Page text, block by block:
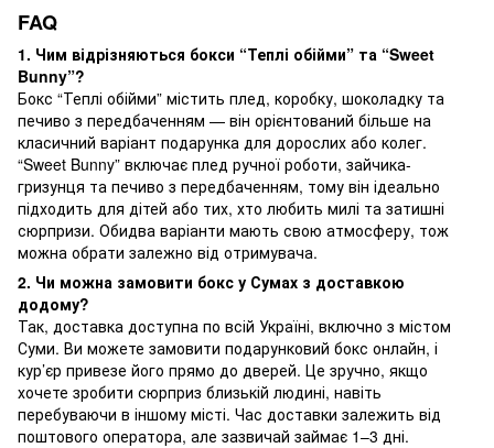
FAQ
1. Чим відрізняються бокси “Теплі обійми” та “Sweet
Bunny”?
Бокс “Теплі обійми” містить плед, коробку, шоколадку та
печиво з передбаченням — він орієнтований більше на
класичний варіант подарунка для дорослих або колег.
“Sweet Bunny” включає плед ручної роботи, зайчика-
гризунця та печиво з передбаченням, тому він ідеально
підходить для дітей або тих, хто любить милі та затишні
сюрпризи. Обидва варіанти мають свою атмосферу, тож
можна обрати залежно від отримувача.
2. Чи можна замовити бокс у Сумах з доставкою
додому?
Так, доставка доступна по всій Україні, включно з містом
Суми. Ви можете замовити подарунковий бокс онлайн, і
кур’єр привезе його прямо до дверей. Це зручно, якщо
хочете зробити сюрприз близькій людині, навіть
перебуваючи в іншому місті. Час доставки залежить від
поштового оператора, але зазвичай займає 1–3 дні.